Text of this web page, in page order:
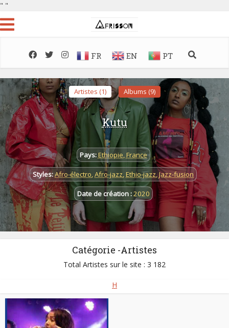
" "
FR EN PT
Artistes (1) Albums (9)
Kutu
Pays:Ethiopie,France
Styles:Afro-électro,Afro-jazz,Ethio-jazz,Jazz-fusion
Date de création :2020
Catégorie -Artistes
Total Artistes sur le site : 3 182
H